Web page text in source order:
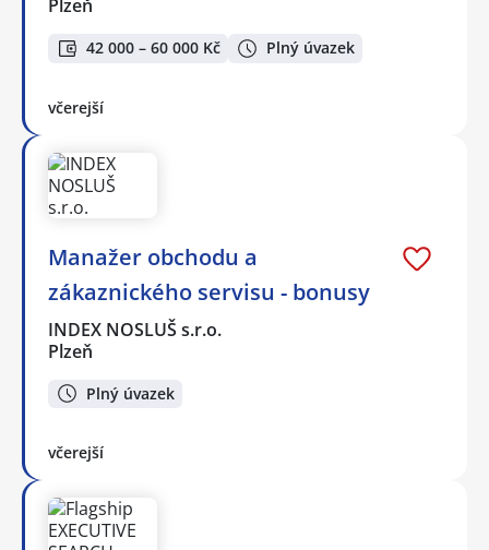
Plzeň
42 000 – 60 000 Kč Plný úvazek
včerejší
Manažer obchodu a
zákaznického servisu - bonusy
INDEX NOSLUŠ s.r.o.
Plzeň
Plný úvazek
včerejší